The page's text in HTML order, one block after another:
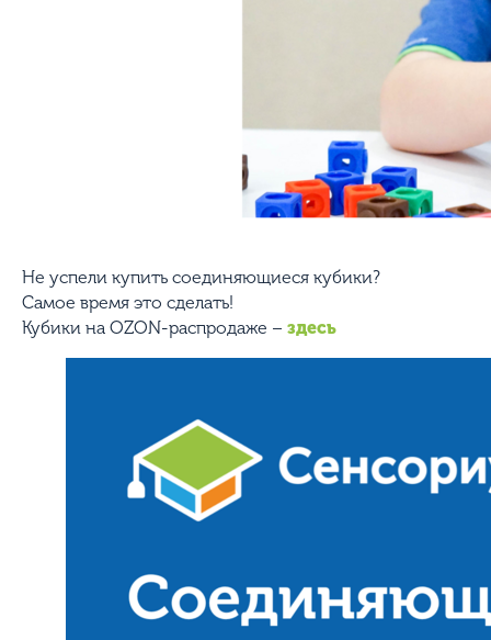
Не успели купить соединяющиеся кубики?
Самое время это сделать!
Кубики на OZON-распродаже – здесь